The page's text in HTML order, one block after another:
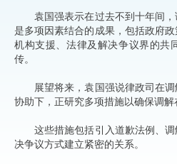
袁国强表示在过去不到十年间，
是多项因素结合的成果，包括政府
机构支援、法律及解决争议界的共
传。
展望将来，袁国强说律政司在调
协助下，正研究多项措施以确保调解
这些措施包括引入道歉法例、调
决争议方式建立紧密的关系。